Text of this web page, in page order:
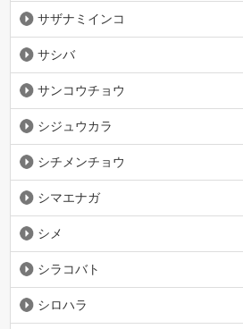
サザナミインコ
サシバ
サンコウチョウ
シジュウカラ
シチメンチョウ
シマエナガ
シメ
シラコバト
シロハラ